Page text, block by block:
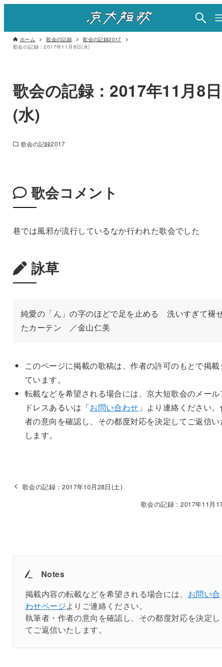
ホーム 歌会の記録
歌会の記録2017
歌会の記録：2017年11月8日(水)
歌会の記録：2017年11月8日
(水)
歌会の記録2017
歌会コメント
巷では風邪が流行しているなか行われた歌会でした
詠草
純愛の「ん」の字のほどで足を止める　洗いすぎて褪
たカーテン　／金山仁美
このページに掲載の歌稿は、作者の許可のもとで掲載
ています。
転載などを希望される場合には、京大短歌会のメール
ドレスあるいは「お問い合わせ 」より連絡ください
者の意向を確認し、その都度対応を決定してご返信い
します。
歌会の記録：2017年10月28日(土)
歌会の記録：2017年11月
Notes
掲載内容の転載などを希望される場合には、 お問い合
わせページよりご連絡ください。
執筆者・作者の意向を確認し、その都度対応を決定し
てご返信いたします。